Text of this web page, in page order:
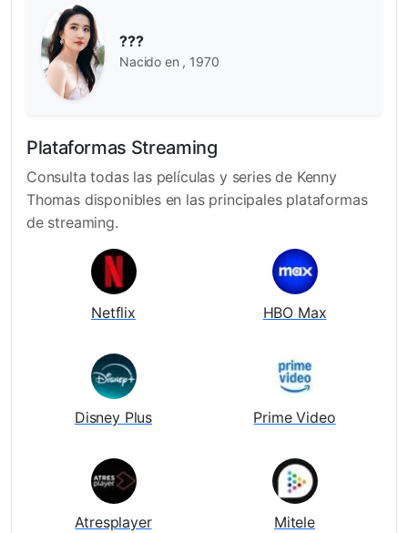
???
Nacido en , 1970
Plataformas Streaming
Consulta todas las películas y series de Kenny
Thomas disponibles en las principales plataformas
de streaming.
Netflix HBO Max
Disney Plus Prime Video
Atresplayer Mitele